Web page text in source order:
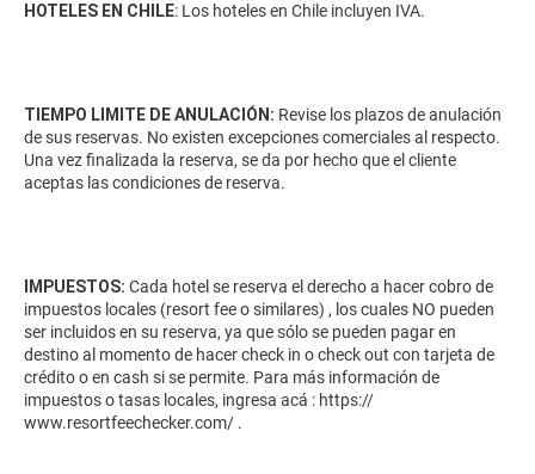
HOTELES EN CHILE: Los hoteles en Chile incluyen IVA.
TIEMPO LIMITE DE ANULACIÓN: Revise los plazos de anulación
de sus reservas. No existen excepciones comerciales al respecto.
Una vez finalizada la reserva, se da por hecho que el cliente
aceptas las condiciones de reserva.
IMPUESTOS: Cada hotel se reserva el derecho a hacer cobro de
impuestos locales (resort fee o similares) , los cuales NO pueden
ser incluidos en su reserva, ya que sólo se pueden pagar en
destino al momento de hacer check in o check out con tarjeta de
crédito o en cash si se permite. Para más información de
impuestos o tasas locales, ingresa acá : https://
www.resortfeechecker.com/ .